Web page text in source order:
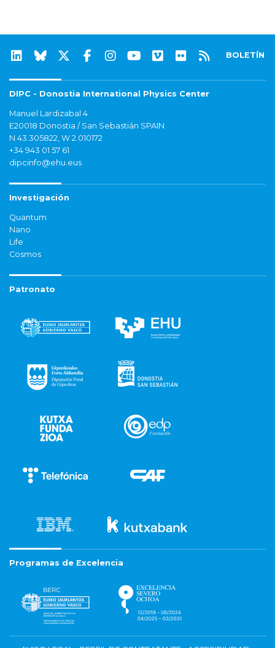
BOLETÍN
DIPC - Donostia International Physics Center
Manuel Lardizabal 4
E20018 Donostia / San Sebastián SPAIN
N 43.305822, W 2.010172
+34 943 01 57 61
dipcinfo@ehu.eus
Investigación
Quantum
Nano
Life
Cosmos
Patronato
Programas de Excelencia